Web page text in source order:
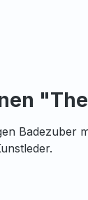
Badezuber